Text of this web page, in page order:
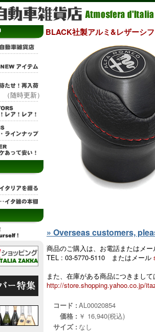
（随時更新）
BLACK社製アルミ&レザーシ
» Overseas customers,
商品のご購入は、お電話またはメ
TEL : 03-5770-5110 またはメール
また、在庫がある商品につきまし
http://store.shopping.yahoo.co.jp/
コード : AL00020854
価格 : ￥ 16,940(税込)
サイズ : なし